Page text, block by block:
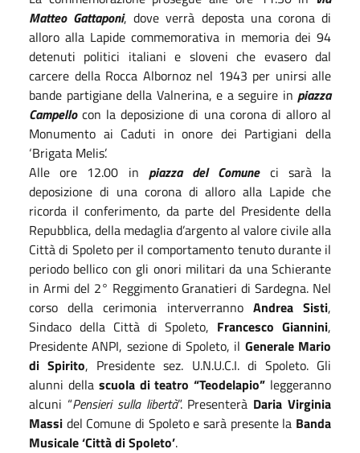
Matteo Gattaponi, dove verrà deposta una corona di
alloro alla Lapide commemorativa in memoria dei 94
detenuti politici italiani e sloveni che evasero dal
carcere della Rocca Albornoz nel 1943 per unirsi alle
bande partigiane della Valnerina, e a seguire in piazza
Campellocon la deposizione di una corona di alloro al
Monumento ai Caduti in onore dei Partigiani della
‘Brigata Melis’.
Alle ore 12.00 in piazza del Comuneci sarà la
deposizione di una corona di alloro alla Lapide che
ricorda il conferimento, da parte del Presidente della
Repubblica, della medaglia d’argento al valore civile alla
Città di Spoleto per il comportamento tenuto durante il
periodo bellico con gli onori militari da una Schierante
in Armi del 2° Reggimento Granatieri di Sardegna. Nel
corso della cerimonia interverranno Andrea Sisti,
Sindaco della Città di Spoleto, Francesco Giannini,
Presidente ANPI, sezione di Spoleto, il Generale Mario
di Spirito, Presidente sez. U.N.U.C.I. di Spoleto. Gli
alunni dellascuola di teatro “Teodelapio” leggeranno
alcuni “Pensieri sulla libertà”. Presenterà Daria Virginia
Massi del Comune di Spoleto e sarà presente la Banda
Musicale ‘Città di Spoleto’.